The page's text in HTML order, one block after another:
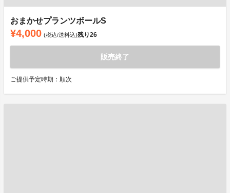
おまかせプランツボールS
¥4,000 (税込/送料込)残り26
販売終了
ご提供予定時期：順次